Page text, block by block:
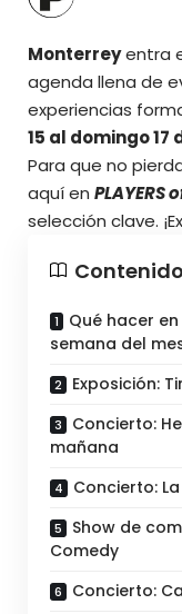
Monterreyentra
agenda llena de
experiencias
15 al domingo 17
Para que no
aquí en PLAYERS
selección clave.
Contenido
Qué hacer
semana del
Exposición:
Concierto:
mañana
Concierto:
Show de
Comedy
Concierto: